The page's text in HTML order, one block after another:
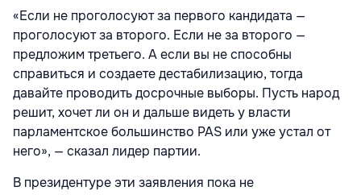
«Если не проголосуют за первого кандидата —
проголосуют за второго. Если не за второго —
предложим третьего. А если вы не способны
справиться и создаете дестабилизацию, тогда
давайте проводить досрочные выборы. Пусть народ
решит, хочет ли он и дальше видеть у власти
парламентское большинство PAS или уже устал от
него», — сказал лидер партии.
В президентуре эти заявления пока не